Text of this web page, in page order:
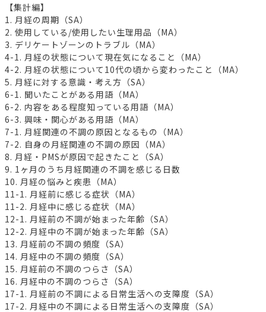
【集計編】
1. 月経の周期（SA）
2. 使用している/使用したい生理用品（MA）
3. デリケートゾーンのトラブル（MA）
4-1. 月経の状態について現在気になること（MA）
4-2. 月経の状態について10代の頃から変わったこと（MA）
5. 月経に対する意識・考え方（SA）
6-1. 聞いたことがある用語（MA）
6-2. 内容をある程度知っている用語（MA）
6-3. 興味・関心がある用語（MA）
7-1. 月経関連の不調の原因となるもの（MA）
7-2. 自身の月経関連の不調の原因（MA）
8. 月経・PMSが原因で起きたこと（SA）
9. 1ヶ月のうち月経関連の不調を感じる日数
10. 月経の悩みと疾患（MA）
11-1. 月経前に感じる症状（MA）
11-2. 月経中に感じる症状（MA）
12-1. 月経前の不調が始まった年齢（SA）
12-2. 月経中の不調が始まった年齢（SA）
13. 月経前の不調の頻度（SA）
14. 月経中の不調の頻度（SA）
15. 月経前の不調のつらさ（SA）
16. 月経中の不調のつらさ（SA）
17-1. 月経前の不調による日常生活への支障度（SA）
17-2. 月経中の不調による日常生活への支障度（SA）